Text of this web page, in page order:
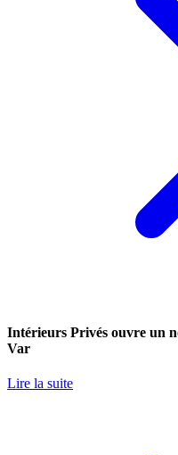
Intérieurs Privés ouvre un
Var
Lire la suite